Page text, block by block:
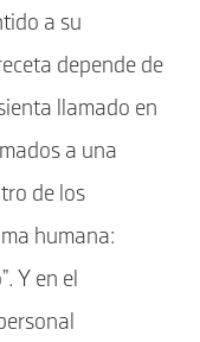
a su
depende de
llamado en
a una
de los
humana:
Y en el